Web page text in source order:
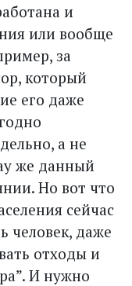
и
или вообще
за
который
его даже
а не
же данный
Но вот что
сейчас
человек, даже
отходы и
И нужно